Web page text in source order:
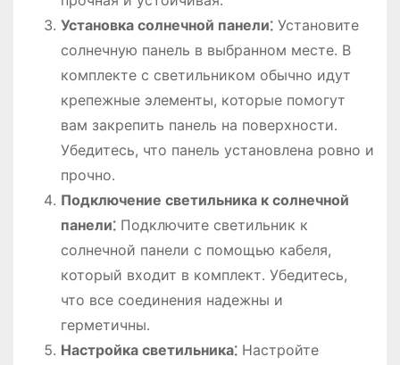
Установка солнечной панели⁚Установите
солнечную панель в выбранном месте․ В
комплекте с светильником обычно идут
крепежные элементы, которые помогут
вам закрепить панель на поверхности․
Убедитесь, что панель установлена ровно и
прочно․
Подключение светильника к солнечной
панели⁚Подключите светильник к
солнечной панели с помощью кабеля,
который входит в комплект․ Убедитесь,
что все соединения надежны и
герметичны․
Настройка светильника⁚Настройте